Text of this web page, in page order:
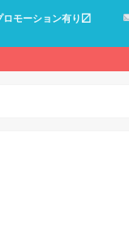
ロモーション有り〼